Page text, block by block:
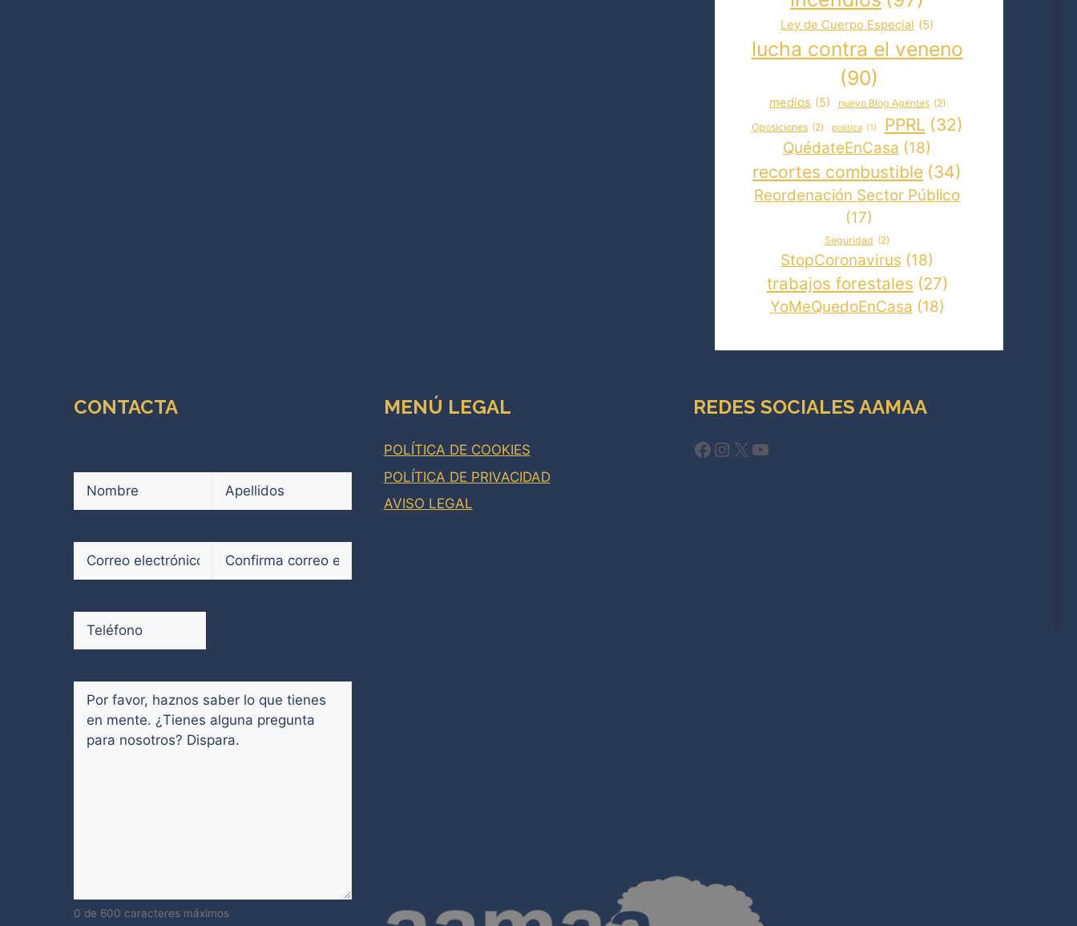
Ley de Cuerpo Especial (5)
lucha contra el veneno
(90)
medios (5) nuevo Blog Agentes (2)
Oposiciones (2) politica (1) PPRL (32)
QuédateEnCasa (18)
recortes combustible (34)
Reordenación Sector Público
(17)
Seguridad (2)
StopCoronavirus (18)
trabajos forestales (27)
YoMeQuedoEnCasa (18)
CONTACTA
Nombre
Correo
electrónico
(Obligatorio)
un
email
Teléfono
Comentarios (Obligatorio)
0 de 600 caracteres máximos
MENÚ LEGAL
POLÍTICA DE COOKIES
POLÍTICA DE PRIVACIDAD
AVISO LEGAL
REDES SOCIALES AAMAA
Facebook
Instagram
X YouTube